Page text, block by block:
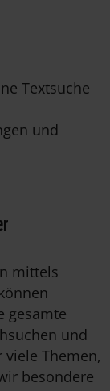
Textsuche
und
mittels
gesamte
und
Themen,
besondere